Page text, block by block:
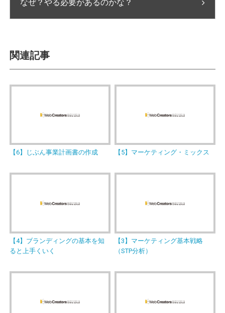
なぜ？やる必要があるのかな？
関連記事
【6】じぶん事業計画書の作成 【5】マーケティング・ミックス
【4】ブランディングの基本を知
ると上手くいく
【3】マーケティング基本戦略
（STP分析）